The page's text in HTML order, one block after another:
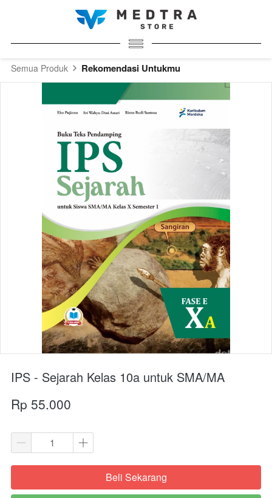
Semua Produk Rekomendasi Untukmu
IPS - Sejarah Kelas 10a untuk SMA/MA
Rp 55.000
`Beli Sekarang